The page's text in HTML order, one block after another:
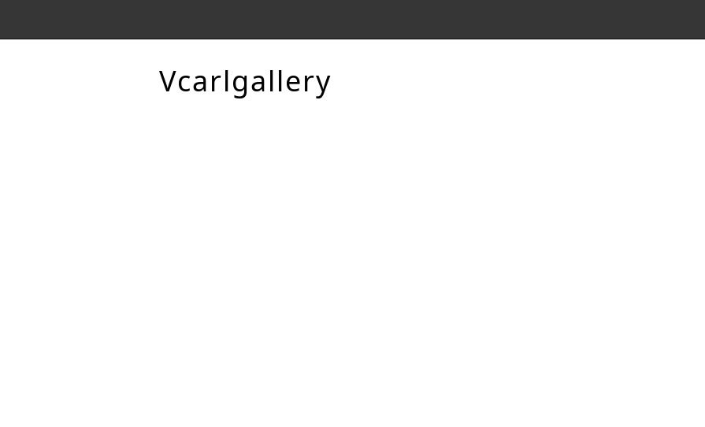
Vcarlgallery